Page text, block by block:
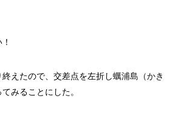
えたので、交差点を左折し蠣浦島（かき
みることにした。